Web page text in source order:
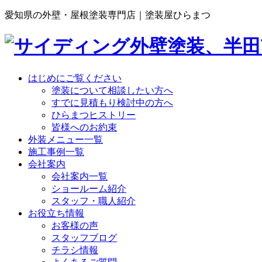
愛知県の外壁・屋根塗装専門店｜塗装屋ひらまつ
はじめにご覧ください
塗装について相談したい方へ
すでに見積もり検討中の方へ
ひらまつヒストリー
皆様へのお約束
外装メニュー一覧
施工事例一覧
会社案内
会社案内一覧
ショールーム紹介
スタッフ・職人紹介
お役立ち情報
お客様の声
スタッフブログ
チラシ情報